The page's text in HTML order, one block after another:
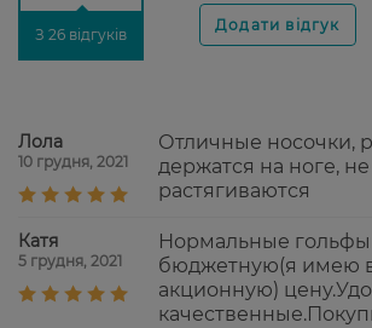
З 26 відгуків
Лола
10 грудня, 2021
Отличные носочки,
держатся на ноге,
растягиваются
Катя
5 грудня, 2021
Нормальные гольфы
бюджетную(я имею
акционную)